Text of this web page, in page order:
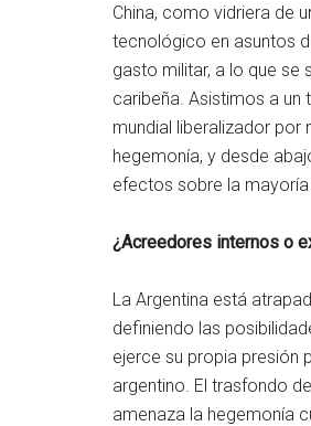
China, como vidriera de
tecnológico en asuntos
gasto militar, a lo que se
caribeña. Asistimos a un
mundial liberalizador por
hegemonía, y desde
efectos sobre la mayoría
¿Acreedores internos o
La Argentina está
definiendo las
ejerce su propia presión
argentino. El trasfondo
amenaza la hegemonía